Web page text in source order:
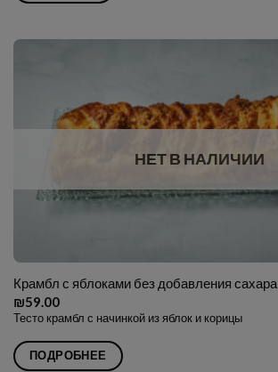
НЕТ В НАЛИЧИИ
Крамбл с яблоками без добавления сахара
₪59.00
Тесто крамбл с начинкой из яблок и корицы
ПОДРОБНЕЕ